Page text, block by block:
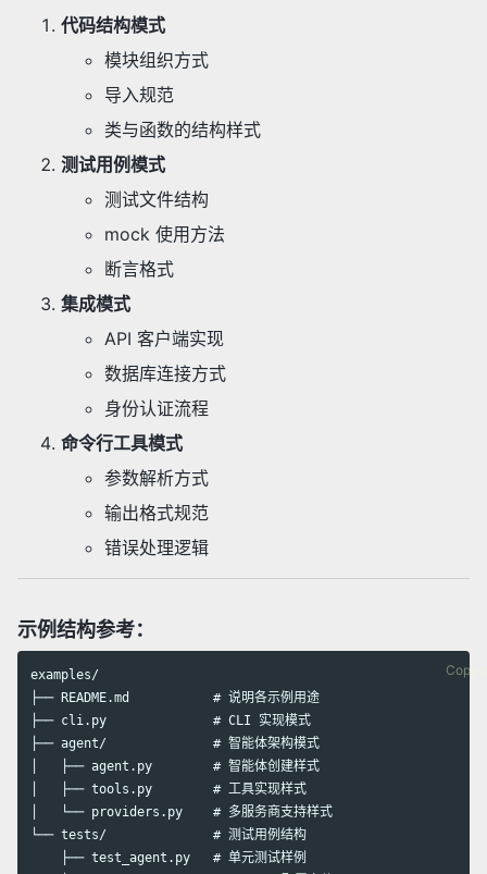
代码结构模式
模块组织方式
导入规范
类与函数的结构样式
测试用例模式
测试文件结构
mock 使用方法
断言格式
集成模式
API 客户端实现
数据库连接方式
身份认证流程
命令行工具模式
参数解析方式
输出格式规范
错误处理逻辑
示例结构参考：
Copy
examples/
├── README.md           # 说明各示例用途
├── cli.py              # CLI 实现模式
├── agent/              # 智能体架构模式
│   ├── agent.py        # 智能体创建样式
│   ├── tools.py        # 工具实现样式
│   └── providers.py    # 多服务商支持样式
└── tests/              # 测试用例结构
    ├── test_agent.py   # 单元测试样例